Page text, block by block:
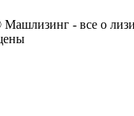
- все о